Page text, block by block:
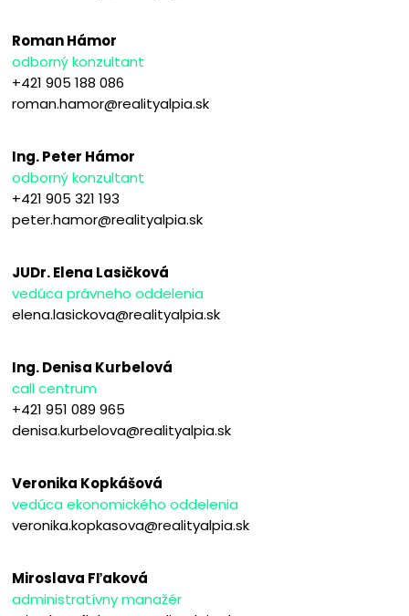
Roman Hámor
odborný konzultant
+421 905 188 086
roman.hamor@realityalpia.sk
Ing. Peter Hámor
odborný konzultant
+421 905 321 193
peter.hamor@realityalpia.sk
JUDr. Elena Lasičková
vedúca právneho oddelenia
elena.lasickova@realityalpia.sk
Ing. Denisa Kurbelová
call centrum
+421 951 089 965
denisa.kurbelova@realityalpia.sk
Veronika Kopkášová
vedúca ekonomického oddelenia
veronika.kopkasova@realityalpia.sk
Miroslava Fľaková
administratívny manažér